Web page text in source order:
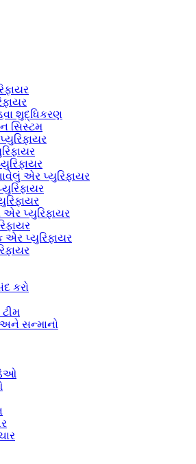
શુદ્ધિકરણ
સિસ્ટમ
એર પ્યુરિફાયર
પ્યુરિફાયર
એર પ્યુરિફાયર
કરો
અને સન્માનો